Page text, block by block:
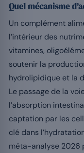
Quel mécanisme
Un complément
l’intérieur des
vitamines,
soutenir la
hydrolipidique et la
Le passage de la
l’absorption
captation par les
clé dans
méta-analyse 2026